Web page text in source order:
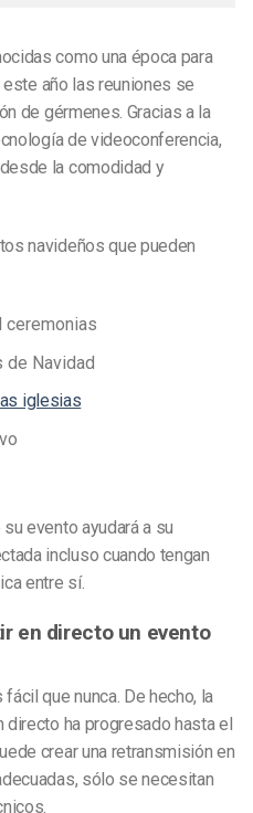
como una época para
año las reuniones se
de gérmenes. Gracias a la
de videoconferencia,
la comodidad y
navideños que pueden
ceremonias
de Navidad
iglesias
evento ayudará a su
incluso cuando tengan
entre sí.
en directo un evento
fácil que nunca. De hecho, la
ha progresado hasta el
crear una retransmisión en
sólo se necesitan